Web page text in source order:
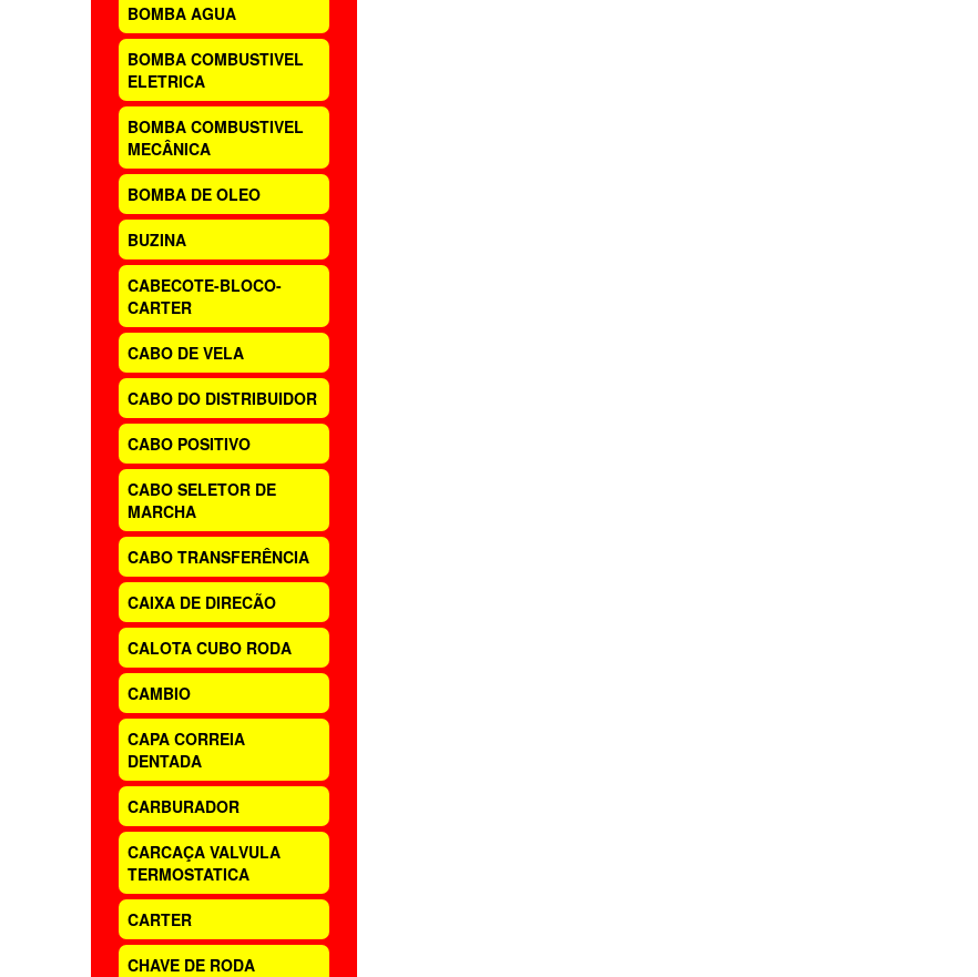
BOMBA AGUA
BOMBA COMBUSTIVEL
ELETRICA
BOMBA COMBUSTIVEL
MECÂNICA
BOMBA DE OLEO
BUZINA
CABECOTE-BLOCO-
CARTER
CABO DE VELA
CABO DO DISTRIBUIDOR
CABO POSITIVO
CABO SELETOR DE
MARCHA
CABO TRANSFERÊNCIA
CAIXA DE DIRECÃO
CALOTA CUBO RODA
CAMBIO
CAPA CORREIA
DENTADA
CARBURADOR
CARCAÇA VALVULA
TERMOSTATICA
CARTER
CHAVE DE RODA